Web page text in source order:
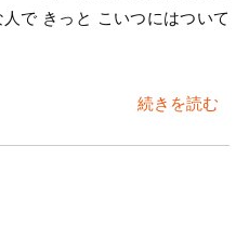
で きっと こいつにはついて
続きを読む